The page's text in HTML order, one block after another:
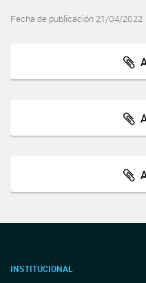
Fecha de publicación 21/04/2022
INSTITUCIONAL